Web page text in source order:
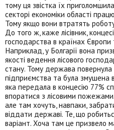
тому ця звістка їх
секторі економіки області
Тому якщо вони втратять
До того ж, каже лісівник,
господарства в країнах
Наприклад, у Болгарії вона
якості ведення лісового
стану. Тому держава повернула
підприємства та була
яка передала в концесію 77%
впоратися з лісовими пожежами.
але там хочуть, навпаки,
віддати державі. Те, що
варіант. Хоча там це призвело